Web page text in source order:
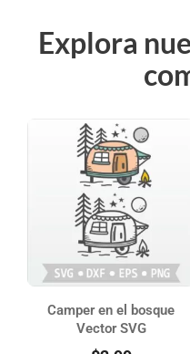
Explora
Camper en el bosque
Vector SVG